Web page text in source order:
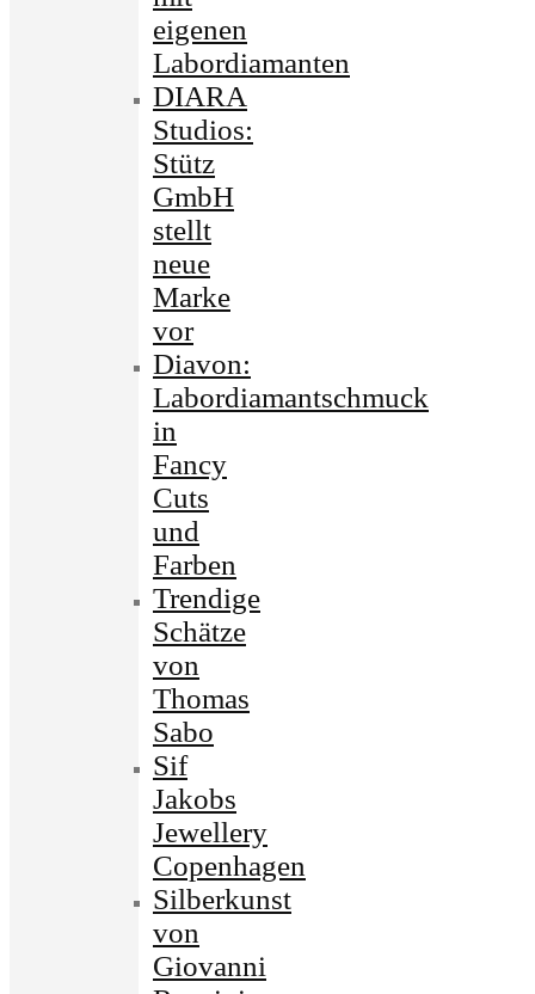
eigenen
Labordiamanten
DIARA
Studios:
Stütz
GmbH
stellt
neue
Marke
vor
Diavon:
Labordiamantschmuck
in
Fancy
Cuts
und
Farben
Trendige
Schätze
von
Thomas
Sabo
Sif
Jakobs
Jewellery
Copenhagen
Silberkunst
von
Giovanni